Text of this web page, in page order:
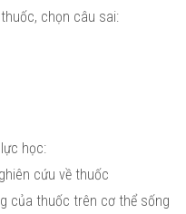
chọn câu sai:
học:
cứu về thuốc
của thuốc trên cơ thể sống